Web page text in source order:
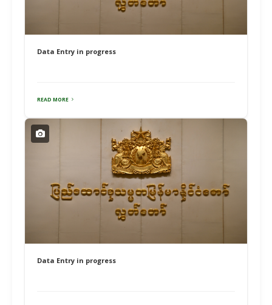
Data Entry in progress
READ MORE
Data Entry in progress